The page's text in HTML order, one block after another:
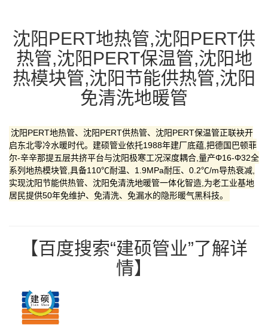
沈阳PERT地热管,沈阳PERT供
热管,沈阳PERT保温管,沈阳地
热模块管,沈阳节能供热管,沈阳
免清洗地暖管
沈阳PERT地热管、沈阳PERT供热管、沈阳PERT保温管正联袂开
启东北零冷水暖时代。建硕管业依托1988年建厂底蕴,把德国巴顿菲
尔-辛辛那提五层共挤平台与沈阳极寒工况深度耦合,量产Φ16-Φ32全
系列地热模块管,具备110℃耐温、1.9MPa耐压、0.2℃/m导热衰减,
实现沈阳节能供热管、沈阳免清洗地暖管一体化智造,为老工业基地
居民提供50年免维护、免清洗、免漏水的隐形暖气黑科技。
【百度搜索“建硕管业”了解详
情】